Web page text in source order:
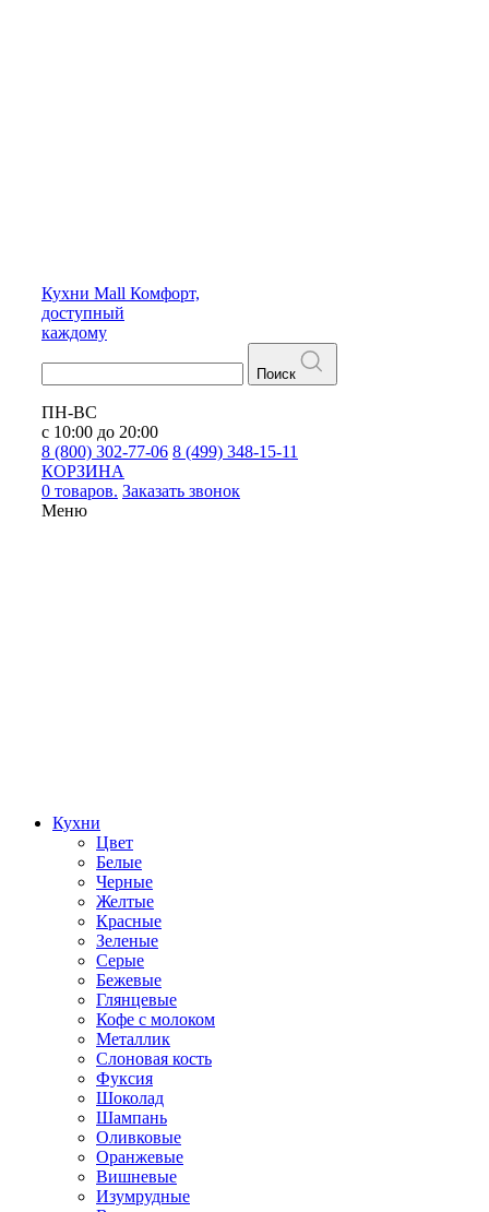
Кухни Mall Комфорт,
доступный
каждому
Поиск
ПН-ВС
с 10:00 до 20:00
8 (800) 302-77-06 8 (499) 348-15-11
КОРЗИНА
0 товаров. Заказать звонок
Меню
Кухни
Цвет
Белые
Черные
Желтые
Красные
Зеленые
Серые
Бежевые
Глянцевые
Кофе с молоком
Металлик
Слоновая кость
Фуксия
Шоколад
Шампань
Оливковые
Оранжевые
Вишневые
Изумрудные